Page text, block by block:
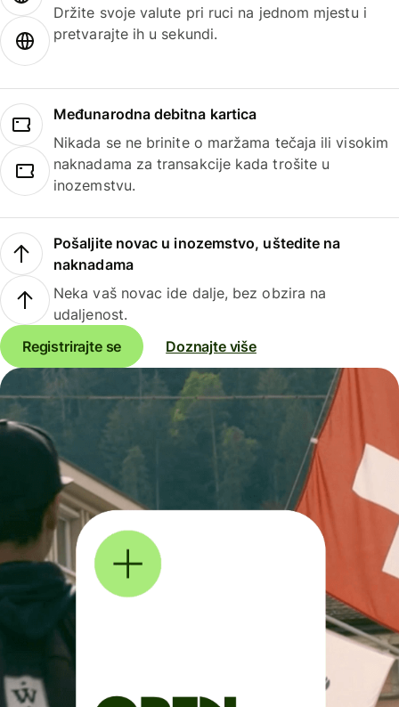
Držite svoje valute pri ruci na jednom mjestu i
pretvarajte ih u sekundi.
Međunarodna debitna kartica
Nikada se ne brinite o maržama tečaja ili visokim
naknadama za transakcije kada trošite u
inozemstvu.
Pošaljite novac u inozemstvo, uštedite na
naknadama
Neka vaš novac ide dalje, bez obzira na
udaljenost.
Registrirajte se
Doznajte više